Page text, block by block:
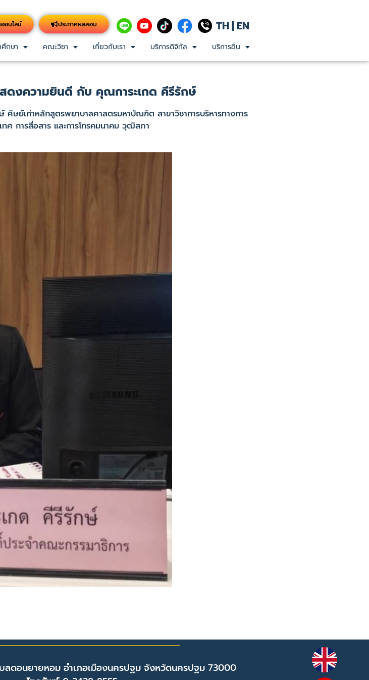
อนไลน์ ประกาศผลสอบ TH| EN
กษา คณะวิชา เกี่ยวกับเรา บริการดิจิทัล บริการอื่น
ดงความยินดี กับ คุณการะเกด คีรีรักษ์
เก่าหลักสูตรพยาบาลศาสตรมหาบัณฑิต สาขาวิชาการบริหารทางการ
ศ การสื่อสาร และการโทรคมนาคม วุฒิสภา
ลดอนยายหอม อำเภอเมืองนครปฐม จังหวัดนครปฐม 73000